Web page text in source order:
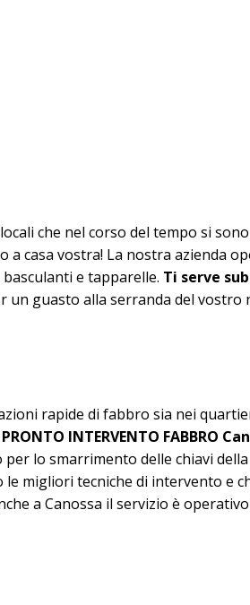
che nel corso del tempo si
casa vostra! La nostra azienda
e tapparelle. Ti serve
un guasto alla serranda del vostro
rapide di fabbro sia nei
INTERVENTO FABBRO
lo smarrimento delle chiavi della
migliori tecniche di intervento e
a Canossa il servizio è